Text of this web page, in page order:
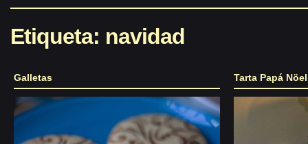
Etiqueta: navidad
Galletas Tarta Papá